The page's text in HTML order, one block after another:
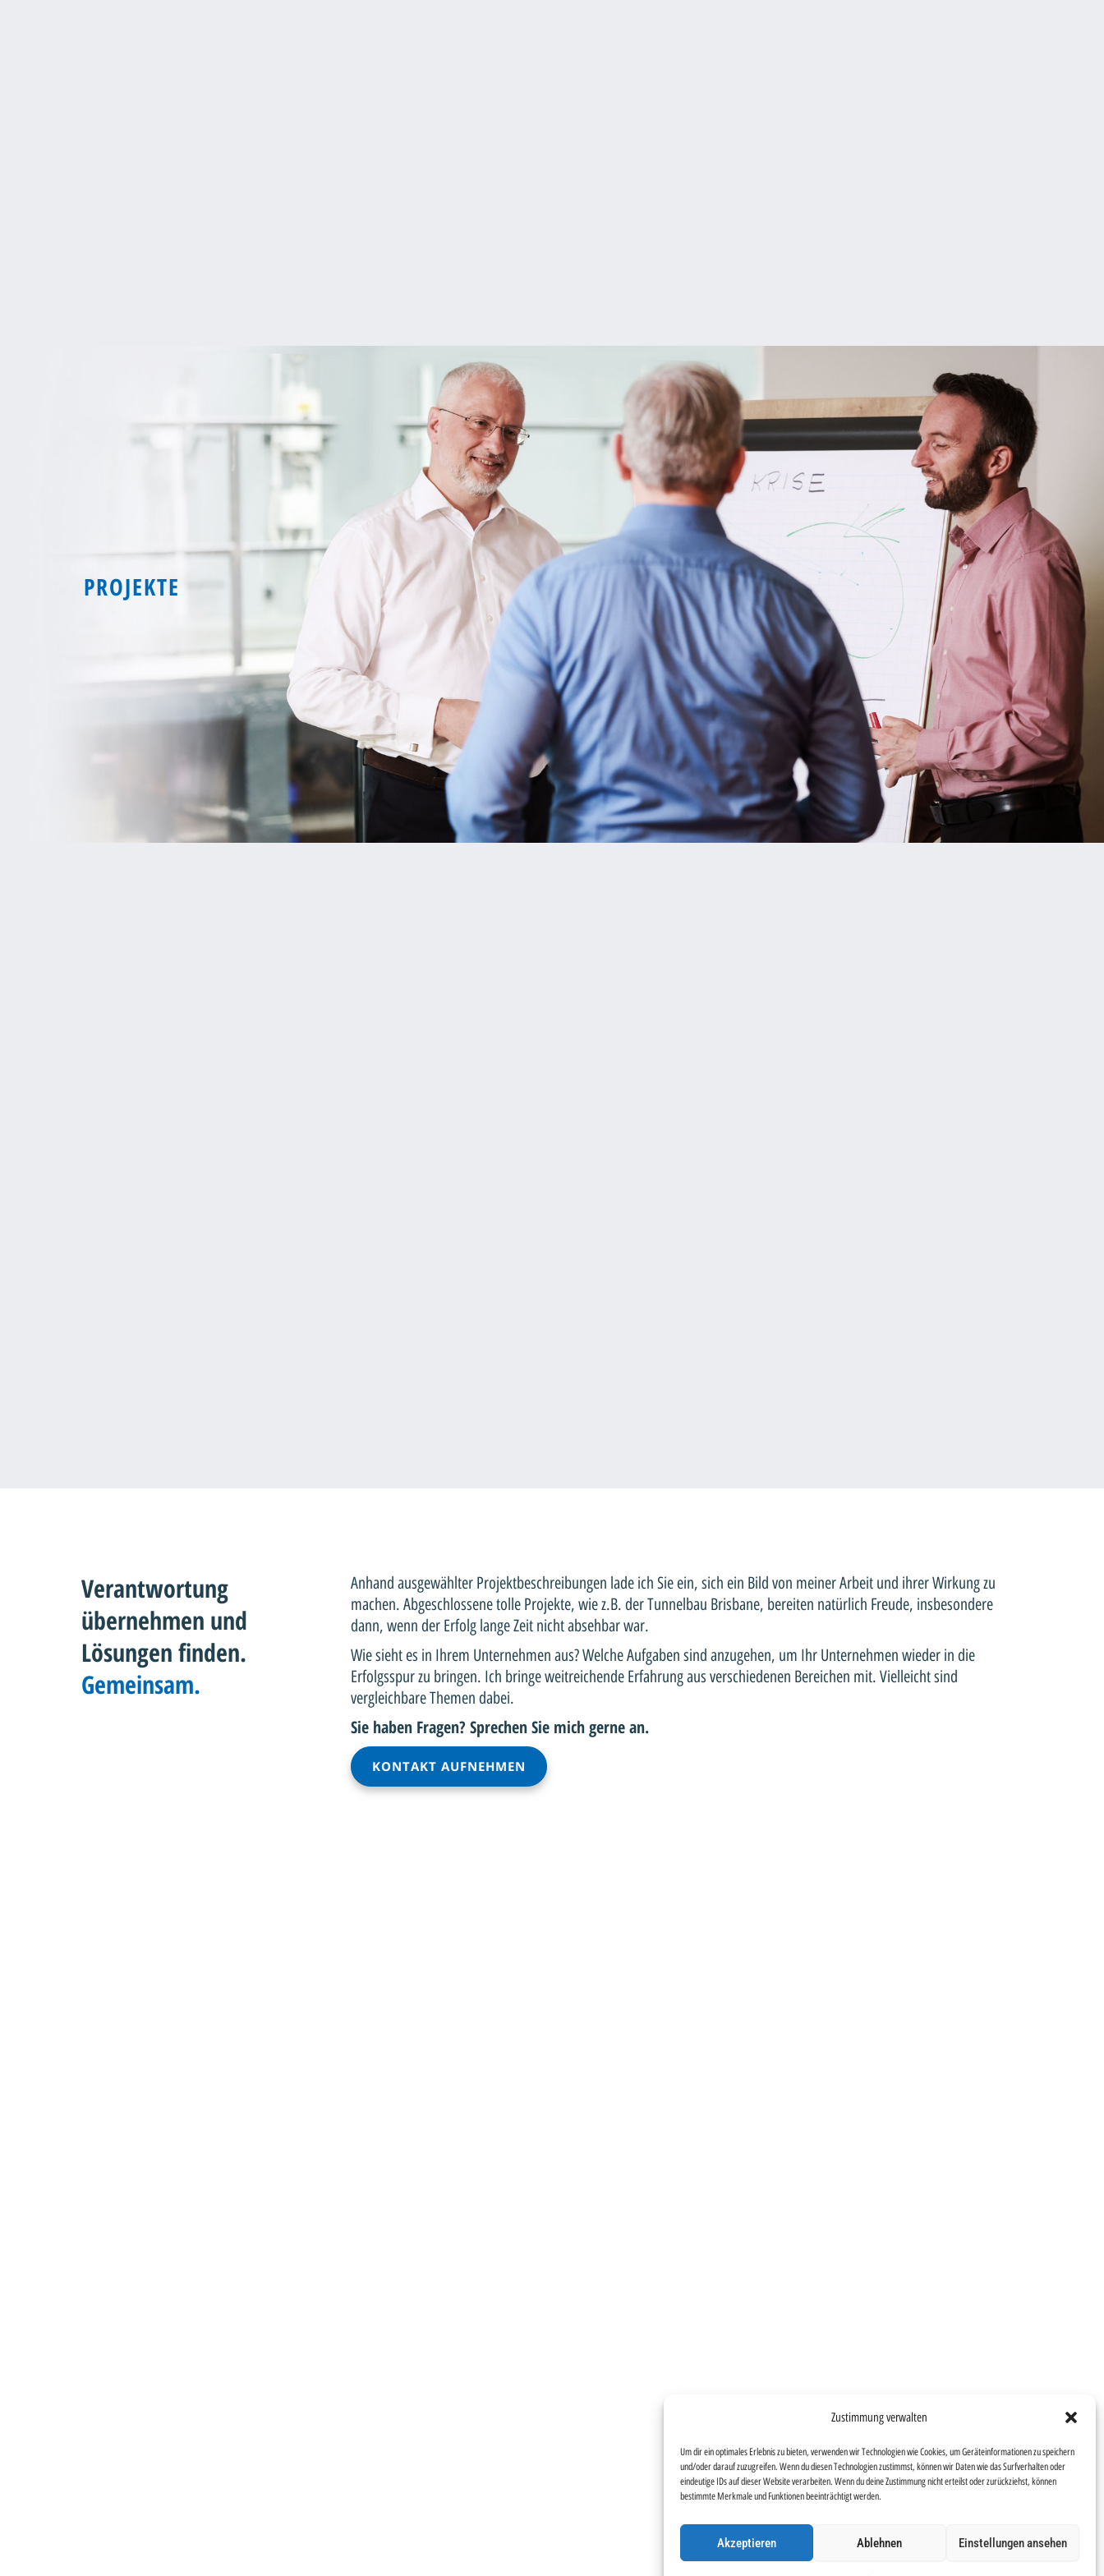
Zustimmung verwalten
Um dir ein optimales Erlebnis zu bieten, verwenden wir Technologien wie Cookies, um Geräteinformationen zu speichern
und/oder darauf zuzugreifen. Wenn du diesen Technologien zustimmst, können wir Daten wie das Surfverhalten oder
eindeutige IDs auf dieser Website verarbeiten. Wenn du deine Zustimmung nicht erteilst oder zurückziehst, können
bestimmte Merkmale und Funktionen beeinträchtigt werden.
Akzeptieren Ablehnen Einstellungen ansehen
PROJEKTE
Verantwortung
übernehmen und
Lösungen finden.
Gemeinsam.
Anhand ausgewählter Projektbeschreibungen lade ich Sie ein, sich ein Bild von meiner Arbeit und ihrer Wirkung zu
machen. Abgeschlossene tolle Projekte, wie z.B. der Tunnelbau Brisbane, bereiten natürlich Freude, insbesondere
dann, wenn der Erfolg lange Zeit nicht absehbar war.
Wie sieht es in Ihrem Unternehmen aus? Welche Aufgaben sind anzugehen, um Ihr Unternehmen wieder in die
Erfolgsspur zu bringen. Ich bringe weitreichende Erfahrung aus verschiedenen Bereichen mit. Vielleicht sind
vergleichbare Themen dabei.
Sie haben Fragen? Sprechen Sie mich gerne an.
KONTAKT AUFNEHMEN